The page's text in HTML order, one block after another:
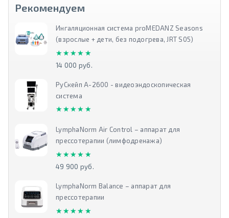
Рекомендуем
Ингаляционная система proMEDANZ Seasons
(взрослые + дети, без подогрева, JRT S05)
★★★★★
★★★★★
14 000 руб.
РуСкейп А-2600 - видеоэндоскопическая
система
★★★★★
★★★★★
LymphaNorm Air Control – аппарат для
прессотерапии (лимфодренажа)
★★★★★
★★★★★
49 900 руб.
LymphaNorm Balance – аппарат для
прессотерапии
★★★★★
★★★★★